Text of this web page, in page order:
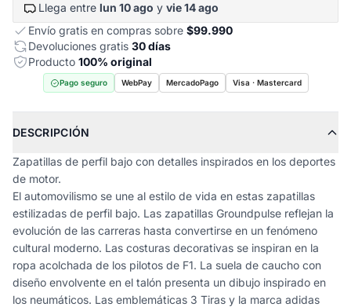
Llega entre lun 10 ago y vie 14 ago
Envío gratis en compras sobre $99.990
Devoluciones gratis 30 días
Producto 100% original
Pago seguro WebPay MercadoPago Visa · Mastercard
DESCRIPCIÓN
Zapatillas de perfil bajo con detalles inspirados en los deportes
de motor.
El automovilismo se une al estilo de vida en estas zapatillas
estilizadas de perfil bajo. Las zapatillas Groundpulse reflejan la
evolución de las carreras hasta convertirse en un fenómeno
cultural moderno. Las costuras decorativas se inspiran en la
ropa acolchada de los pilotos de F1. La suela de caucho con
diseño envolvente en el talón presenta un dibujo inspirado en
los neumáticos. Las emblemáticas 3 Tiras y la marca adidas